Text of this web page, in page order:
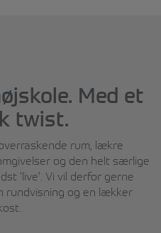
Med et
twist.
rum, lækre
og den helt særlige
'live'. Vi vil derfor gerne
rundvisning og en lækker